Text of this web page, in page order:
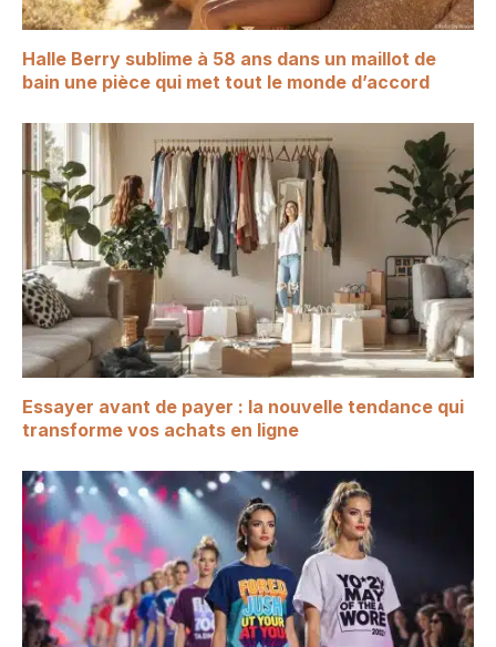
Halle Berry sublime à 58 ans dans un maillot de
bain une pièce qui met tout le monde d’accord
Essayer avant de payer : la nouvelle tendance qui
transforme vos achats en ligne